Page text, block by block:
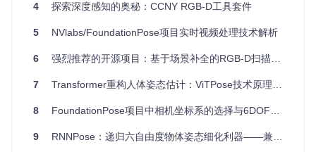
仅靠RGB图像操作：区别于依赖额外硬件的传统方法，iNe
RF使姿态估计变得简单，只需一幅普通照片。
神经网络驱动
：采用先进的NeRF模型，通过深度学习之力
解决复杂的真实世界问题。
高度兼容性：基于PyTorch的实现，易于集成到现有的AI工
广泛适用性：无论是产品设计验证、自动驾驶汽车的即时定
4 探索深度感知的奥秘：CCNY RGB-D工具套件
5 NVlabs/FoundationPose项目实时视频处理技术解析
6 强烈推荐的开源项目：基于场景补全的RGB-D扫描极端相对位姿估计
7 Transformer重构人体姿态估计：ViTPose技术原理与实践指南
8 FoundationPose项目中相机坐标系的选择与6DOF姿态估计
9 RNNPose：递归六自由度物体姿态细化利器——兼备鲁棒的对应场估计与姿态优化